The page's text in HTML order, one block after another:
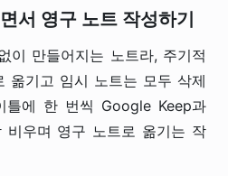
서 영구 노트 작성하기
이 만들어지는 노트라, 주기적
옮기고 임시 노트는 모두 삭제
틀에 한 번씩 Google Keep과
우며 영구 노트로 옮기는 작